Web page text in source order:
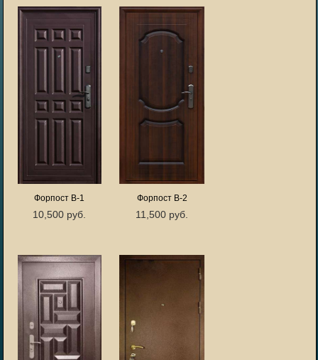
Форпост В-1
10,500 руб.
Форпост В-2
11,500 руб.